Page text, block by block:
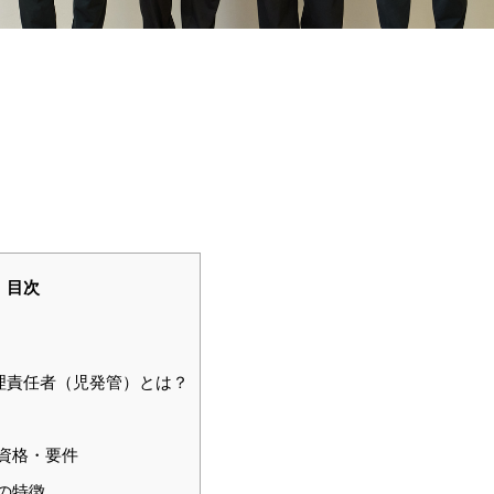
目次
任者（児発管）とは？
格・要件